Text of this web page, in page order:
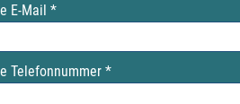
E-Mail *
Telefonnummer *